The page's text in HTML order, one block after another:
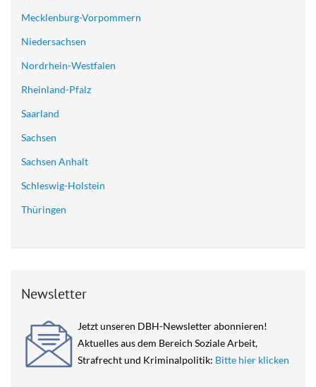
Mecklenburg-Vorpommern
Niedersachsen
Nordrhein-Westfalen
Rheinland-Pfalz
Saarland
Sachsen
Sachsen Anhalt
Schleswig-Holstein
Thüringen
Newsletter
Jetzt unseren DBH-Newsletter abonnieren!
Aktuelles aus dem Bereich Soziale Arbeit,
Strafrecht und Kriminalpolitik: Bitte hier klicken